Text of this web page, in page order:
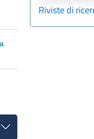
Riviste di